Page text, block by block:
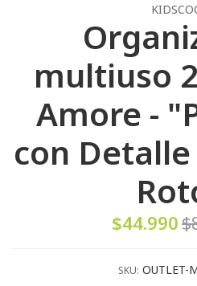
multiuso
Amore -
con
$44.990
SKU: OUTLET-